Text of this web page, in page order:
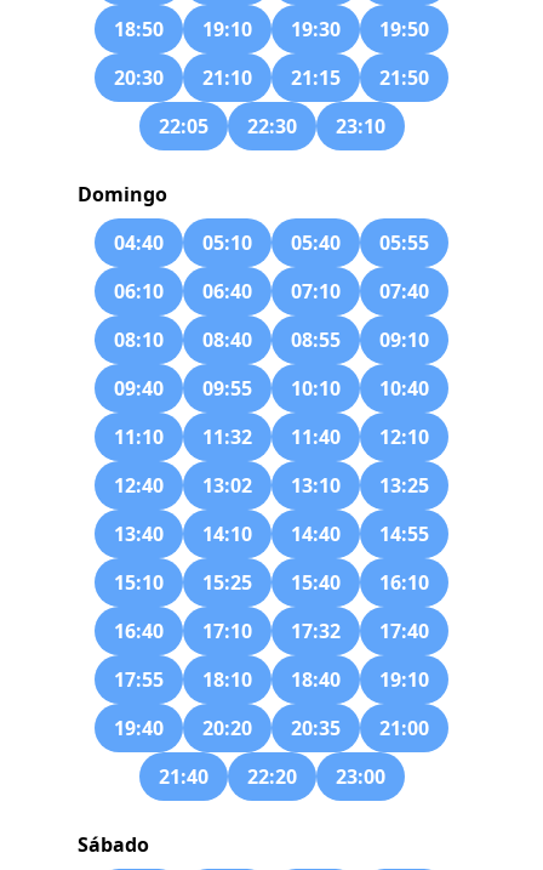
18:50
19:10 19:30
19:50
20:30
21:10 21:15
21:50
22:05
22:30 23:10
Domingo
04:40
05:10 05:40
05:55
06:10
06:40 07:10
07:40
08:10
08:40 08:55
09:10
09:40
09:55 10:10
10:40
11:10
11:32 11:40
12:10
12:40
13:02 13:10
13:25
13:40
14:10 14:40
14:55
15:10
15:25 15:40
16:10
16:40
17:10 17:32
17:40
17:55
18:10 18:40
19:10
19:40
20:20 20:35
21:00
21:40
22:20 23:00
Sábado